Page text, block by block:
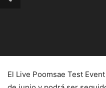
El Live Poomsae Test